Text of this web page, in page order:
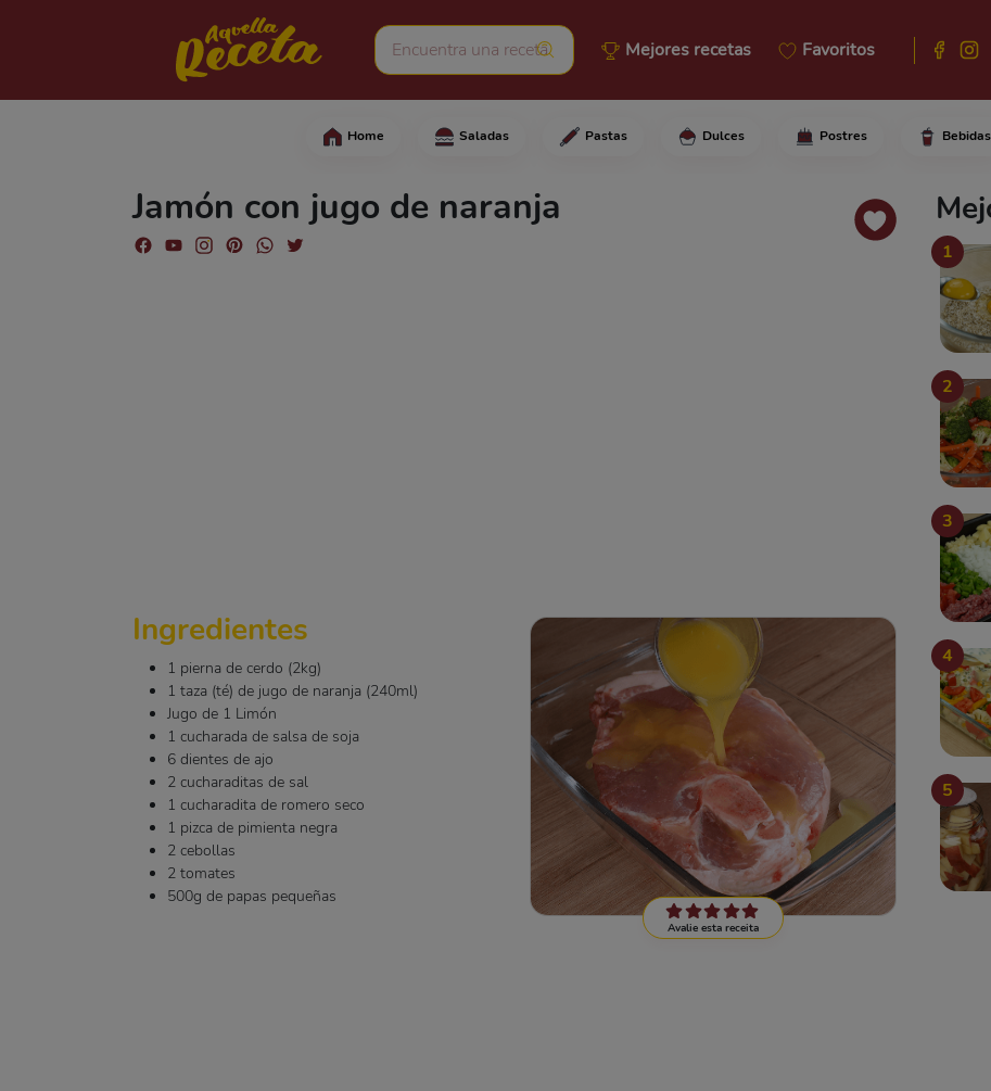
Mejores recetas Favoritos
Home Saladas Pastas Dulces Postres Bebidas
Jamón con jugo de naranja
En un bol, agregue el jamón, el jugo de naranja, el
Avalie esta receita
Ingredientes
1 pierna de cerdo (2kg)
1 taza (té) de jugo de naranja (240ml)
Jugo de 1 Limón
1 cucharada de salsa de soja
6 dientes de ajo
2 cucharaditas de sal
1 cucharadita de romero seco
1 pizca de pimienta negra
2 cebollas
2 tomates
500g de papas pequeñas
1
2
3
4
5